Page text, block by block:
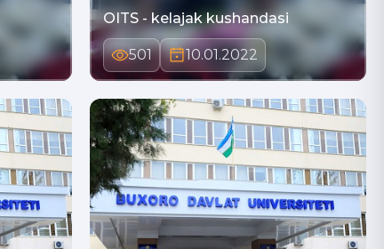
OITS - kelajak kushandasi
501 10.01.2022